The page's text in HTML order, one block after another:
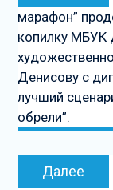
записям
марафон”
копилку МБУК
Денисову с
лучший
обрели”.
Далее